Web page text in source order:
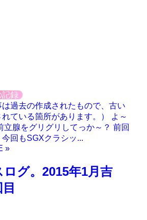
記録
は過去の作成されたもので、古い
ている箇所があります。） よ～
立腺をグリグリしてっか～？ 前回
回もSGXクラシッ...
グ。2015年1月吉